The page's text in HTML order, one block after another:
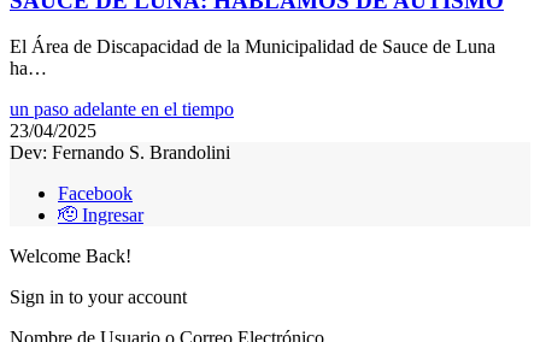
El Área de Discapacidad de la Municipalidad de Sauce de Luna
ha…
un paso adelante en el tiempo
23/04/2025
Dev: Fernando S. Brandolini
Facebook
🫡 Ingresar
Welcome Back!
Sign in to your account